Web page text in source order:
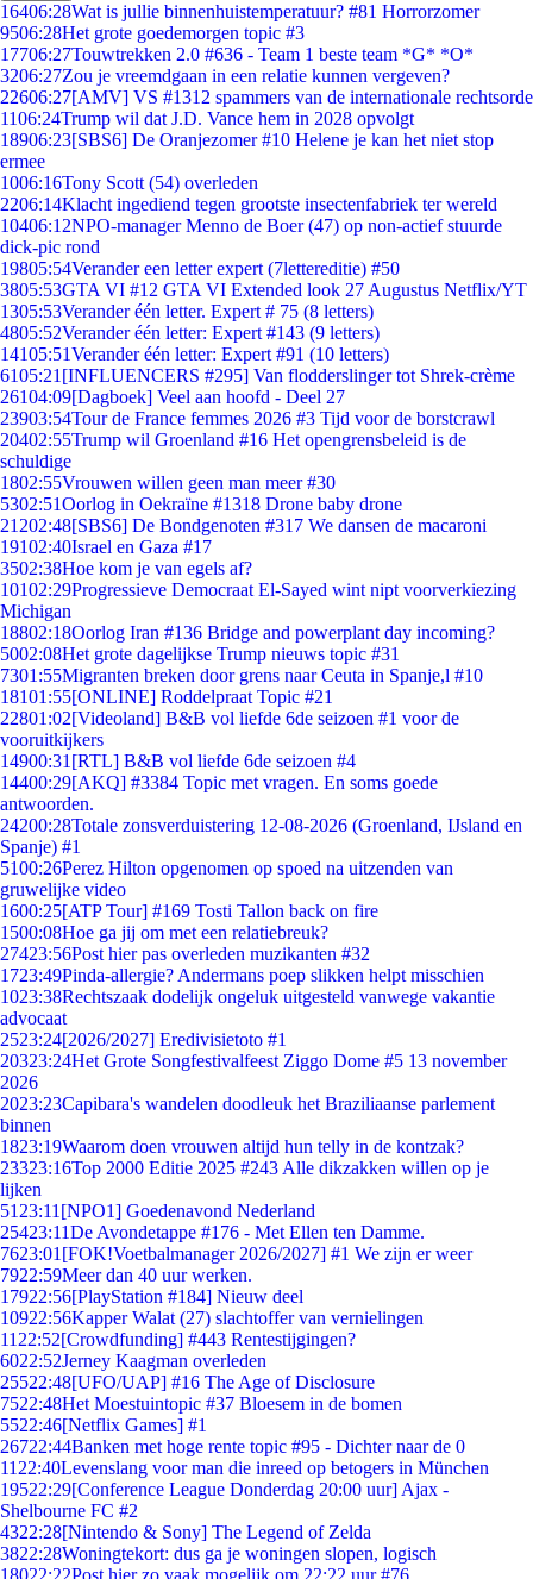
16406:28Wat is jullie binnenhuistemperatuur? #81 Horrorzomer
9506:28Het grote goedemorgen topic #3
17706:27Touwtrekken 2.0 #636 - Team 1 beste team *G* *O*
3206:27Zou je vreemdgaan in een relatie kunnen vergeven?
22606:27[AMV] VS #1312 spammers van de internationale rechtsorde
1106:24Trump wil dat J.D. Vance hem in 2028 opvolgt
18906:23[SBS6] De Oranjezomer #10 Helene je kan het niet stop
ermee
1006:16Tony Scott (54) overleden
2206:14Klacht ingediend tegen grootste insectenfabriek ter wereld
10406:12NPO-manager Menno de Boer (47) op non-actief stuurde
dick-pic rond
19805:54Verander een letter expert (7lettereditie) #50
3805:53GTA VI #12 GTA VI Extended look 27 Augustus Netflix/YT
1305:53Verander één letter. Expert # 75 (8 letters)
4805:52Verander één letter: Expert #143 (9 letters)
14105:51Verander één letter: Expert #91 (10 letters)
6105:21 [INFLUENCERS #295] Van flodderslinger tot Shrek-crème
26104:09[Dagboek] Veel aan hoofd - Deel 27
23903:54Tour de France femmes 2026 #3 Tijd voor de borstcrawl
20402:55Trump wil Groenland #16 Het opengrensbeleid is de
schuldige
1802:55Vrouwen willen geen man meer #30
5302:51Oorlog in Oekraïne #1318 Drone baby drone
21202:48[SBS6] De Bondgenoten #317 We dansen de macaroni
19102:40Israel en Gaza #17
3502:38Hoe kom je van egels af?
10102:29Progressieve Democraat El-Sayed wint nipt voorverkiezing
Michigan
18802:18Oorlog Iran #136 Bridge and powerplant day incoming?
5002:08Het grote dagelijkse Trump nieuws topic #31
7301:55Migranten breken door grens naar Ceuta in Spanje,l #10
18101:55[ONLINE] Roddelpraat Topic #21
22801:02[Videoland] B&B vol liefde 6de seizoen #1 voor de
vooruitkijkers
14900:31 [RTL] B&B vol liefde 6de seizoen #4
14400:29[AKQ] #3384 Topic met vragen. En soms goede
antwoorden.
24200:28Totale zonsverduistering 12-08-2026 (Groenland, IJsland en
Spanje) #1
5100:26Perez Hilton opgenomen op spoed na uitzenden van
gruwelijke video
1600:25[ATP Tour] #169 Tosti Tallon back on fire
1500:08Hoe ga jij om met een relatiebreuk?
27423:56Post hier pas overleden muzikanten #32
1723:49Pinda-allergie? Andermans poep slikken helpt misschien
1023:38Rechtszaak dodelijk ongeluk uitgesteld vanwege vakantie
advocaat
2523:24[2026/2027] Eredivisietoto #1
20323:24Het Grote Songfestivalfeest Ziggo Dome #5 13 november
2026
2023:23Capibara's wandelen doodleuk het Braziliaanse parlement
binnen
1823:19Waarom doen vrouwen altijd hun telly in de kontzak?
23323:16Top 2000 Editie 2025 #243 Alle dikzakken willen op je
lijken
51 23:11 [NPO1] Goedenavond Nederland
25423:11De Avondetappe #176 - Met Ellen ten Damme.
7623:01 [FOK!Voetbalmanager 2026/2027] #1 We zijn er weer
7922:59Meer dan 40 uur werken.
17922:56[PlayStation #184] Nieuw deel
10922:56Kapper Walat (27) slachtoffer van vernielingen
11 22:52[Crowdfunding] #443 Rentestijgingen?
6022:52Jerney Kaagman overleden
25522:48[UFO/UAP] #16 The Age of Disclosure
7522:48Het Moestuintopic #37 Bloesem in de bomen
5522:46[Netflix Games] #1
26722:44Banken met hoge rente topic #95 - Dichter naar de 0
11 22:40Levenslang voor man die inreed op betogers in München
19522:29[Conference League Donderdag 20:00 uur] Ajax -
Shelbourne FC #2
4322:28[Nintendo & Sony] The Legend of Zelda
3822:28Woningtekort: dus ga je woningen slopen, logisch
18022:22Post hier zo vaak mogelijk om 22:22 uur #76